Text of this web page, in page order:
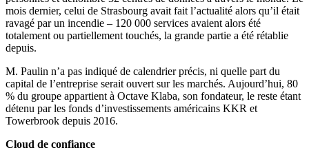
mois dernier, celui de Strasbourg avait fait l’actualité alors qu’il était
ravagé par un incendie – 120 000 services avaient alors été
totalement ou partiellement touchés, la grande partie a été rétablie
depuis.
M. Paulin n’a pas indiqué de calendrier précis, ni quelle part du
capital de l’entreprise serait ouvert sur les marchés. Aujourd’hui, 80
% du groupe appartient à Octave Klaba, son fondateur, le reste étant
détenu par les fonds d’investissements américains KKR et
Towerbrook depuis 2016.
Cloud de confiance